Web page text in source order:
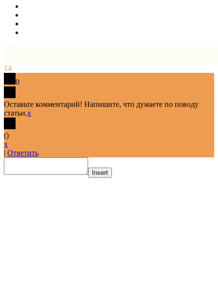
14
0
Оставьте комментарий! Напишите, что думаете по поводу
статьи.x
()
x
| Ответить
Insert